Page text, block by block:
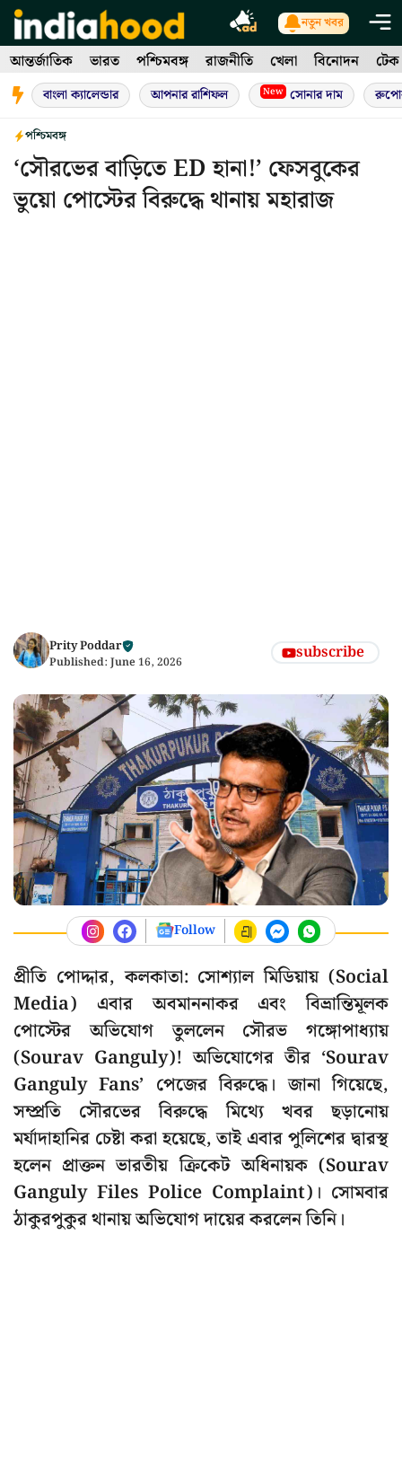
Skip
to
content
নতুন খবর
আন্তর্জাতিক ভারত পশ্চিমবঙ্গ রাজনীতি খেলা বিনোদন টেক
বাংলা ক্যালেন্ডার আপনার রাশিফল New সোনার দাম
পশ্চিমবঙ্গ
‘সৌরভের বাড়িতে ED হানা!’ ফেসবুকের
ভুয়ো পোস্টের বিরুদ্ধে থানায় মহারাজ
Prity Poddar
Published: June 16, 2026 subscribe
Follow
প্রীতি পোদ্দার, কলকাতা: সোশ্যাল মিডিয়ায় (Social
Media) এবার অবমাননাকর এবং বিভ্রান্তিমূলক
পোস্টের অভিযোগ তুললেন সৌরভ গঙ্গোপাধ্যায়
(Sourav Ganguly)! অভিযোগের তীর ‘Sourav
Ganguly Fans’ পেজের বিরুদ্ধে। জানা গিয়েছে,
সম্প্রতি সৌরভের বিরুদ্ধে মিথ্যে খবর ছড়ানোয়
মর্যাদাহানির চেষ্টা করা হয়েছে, তাই এবার পুলিশের দ্বারস্থ
হলেন প্রাক্তন ভারতীয় ক্রিকেট অধিনায়ক (Sourav
Ganguly Files Police Complaint)। সোমবার
ঠাকুরপুকুর থানায় অভিযোগ দায়ের করলেন তিনি।